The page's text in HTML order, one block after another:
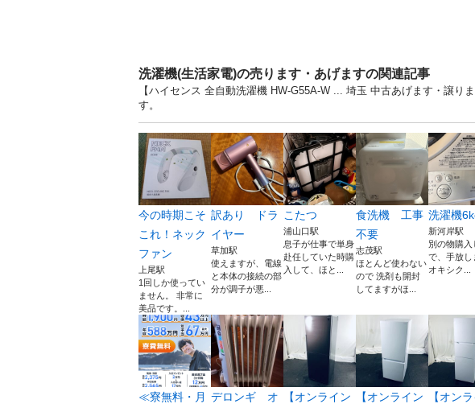
洗濯機(生活家電)の売ります・あげますの関連記事
【ハイセンス 全自動洗濯機 HW-G55A-W ... 埼玉 中古あげます・譲り
す。
今の時期こそ
これ！ネック
ファン
上尾駅
1回しか使ってい
ません。 非常に
美品です。...
訳あり ドラ
イヤー
草加駅
使えますが、電線
と本体の接続の部
分が調子が悪...
こたつ
浦山口駅
息子が仕事で単身
赴任していた時購
入して、ほと...
食洗機 工事
不要
志茂駅
ほとんど使わない
ので 洗剤も開封
してますがほ...
洗濯機
新河岸駅
別の物購入
で、手放し
オキシク...
≪寮無料・月 デロンギ オ
【オンライン
【オンライン
【オン